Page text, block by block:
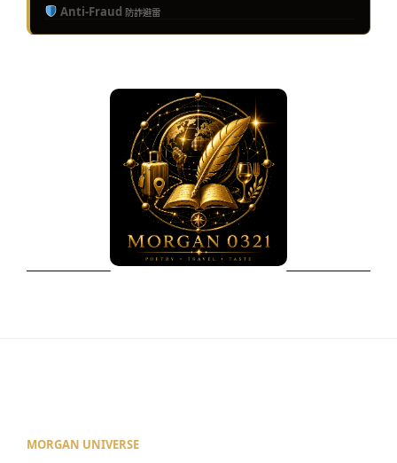
Anti-Fraud 防詐避雷
MORGAN UNIVERSE